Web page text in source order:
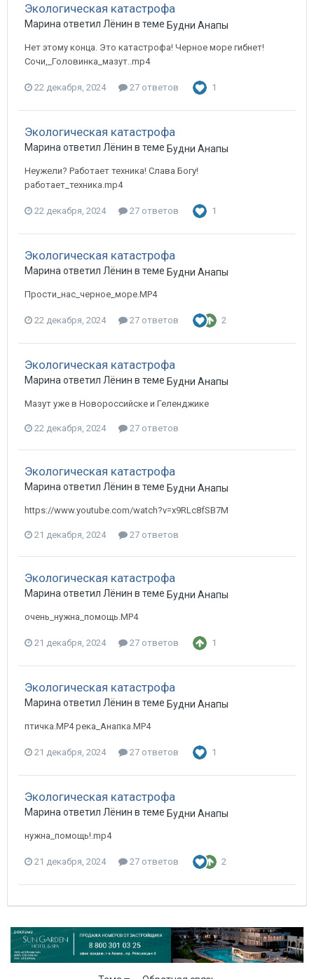
Экологическая катастрофа
Марина ответил Лёнин в теме Будни Анапы
Нет этому конца. Это катастрофа! Черное море гибнет!
Сочи,_Головинка_мазут..mp4
22 декабря, 2024 27 ответов 1
Экологическая катастрофа
Марина ответил Лёнин в теме Будни Анапы
Неужели? Работает техника! Слава Богу!
работает_техника.mp4
22 декабря, 2024 27 ответов 1
Экологическая катастрофа
Марина ответил Лёнин в теме Будни Анапы
Прости_нас_черное_море.MP4
22 декабря, 2024 27 ответов 2
Экологическая катастрофа
Марина ответил Лёнин в теме Будни Анапы
Мазут уже в Новороссийске и Геленджике
22 декабря, 2024 27 ответов
Экологическая катастрофа
Марина ответил Лёнин в теме Будни Анапы
https://www.youtube.com/watch?v=x9RLc8fSB7M
21 декабря, 2024 27 ответов
Экологическая катастрофа
Марина ответил Лёнин в теме Будни Анапы
очень_нужна_помощь.MP4
21 декабря, 2024 27 ответов 1
Экологическая катастрофа
Марина ответил Лёнин в теме Будни Анапы
птичка.MP4 река_Анапка.MP4
21 декабря, 2024 27 ответов 1
Экологическая катастрофа
Марина ответил Лёнин в теме Будни Анапы
нужна_помощь!.mp4
21 декабря, 2024 27 ответов 2